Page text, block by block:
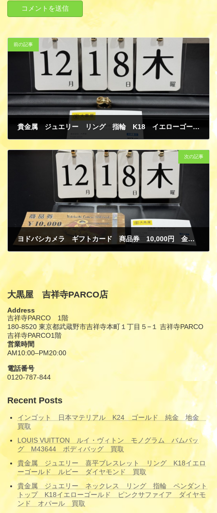
前の記事
貴金属 ジュエリー リング 指輪 K18 イエローゴールド ダイヤモンド 買取
次の記事
ヨドバシカメラ ギフトカード 商品券 10,000円 金券 買取
大黒屋 吉祥寺PARCO店
Address
吉祥寺PARCO 1階
180-8520 東京都武蔵野市吉祥寺本町１丁目５−１ 吉祥寺PARCO
吉祥寺PARCO1階
営業時間
AM10:00–PM20:00
電話番号
0120-787-844
Recent Posts
インゴット 日本マテリアル K24 ゴールド 純金 地金
買取
LOUIS VUITTON ルイ・ヴィトン モノグラム バムバッ
グ M43644 ボディバッグ 買取
貴金属 ジュエリー 喜平ブレスレット リング K18イエロ
ーゴールド ルビー ダイヤモンド 買取
貴金属 ジュエリー ネックレス リング 指輪 ペンダント
トップ K18イエローゴールド ピンクサファイア ダイヤモ
ンド オパール 買取